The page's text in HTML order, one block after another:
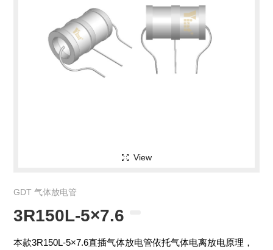
View
GDT 气体放电管
3R150L-5×7.6
本款3R150L-5×7.6直插气体放电管依托气体电离放电原理，